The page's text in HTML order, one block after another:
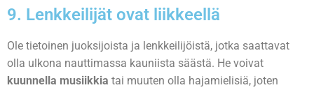
9. Lenkkeilijät ovat liikkeellä
Ole tietoinen juoksijoista ja lenkkeilijöistä, jotka saattavat
olla ulkona nauttimassa kauniista säästä. He voivat
kuunnella musiikkia tai muuten olla hajamielisiä, joten